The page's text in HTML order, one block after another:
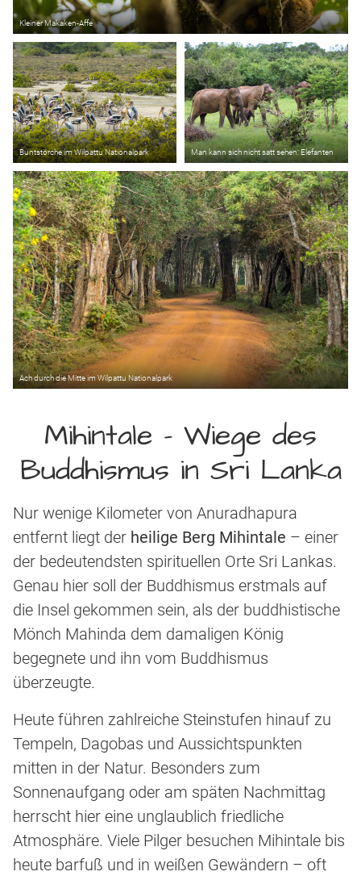
Kleiner Makaken-Affe
Buntstörche im Wilpattu Nationalpark Man kann sich nicht satt sehen: Elefanten
Ach durch die Mitte im Wilpattu Nationalpark
Mihintale – Wiege des
Buddhismus in Sri Lanka
Nur wenige Kilometer von Anuradhapura
entfernt liegt der heilige Berg Mihintale – einer
der bedeutendsten spirituellen Orte Sri Lankas.
Genau hier soll der Buddhismus erstmals auf
die Insel gekommen sein, als der buddhistische
Mönch Mahinda dem damaligen König
begegnete und ihn vom Buddhismus
überzeugte.
Heute führen zahlreiche Steinstufen hinauf zu
Tempeln, Dagobas und Aussichtspunkten
mitten in der Natur. Besonders zum
Sonnenaufgang oder am späten Nachmittag
herrscht hier eine unglaublich friedliche
Atmosphäre. Viele Pilger besuchen Mihintale bis
heute barfuß und in weißen Gewändern – oft